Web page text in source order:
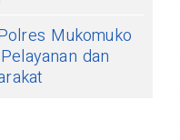
Mukomuko
dan